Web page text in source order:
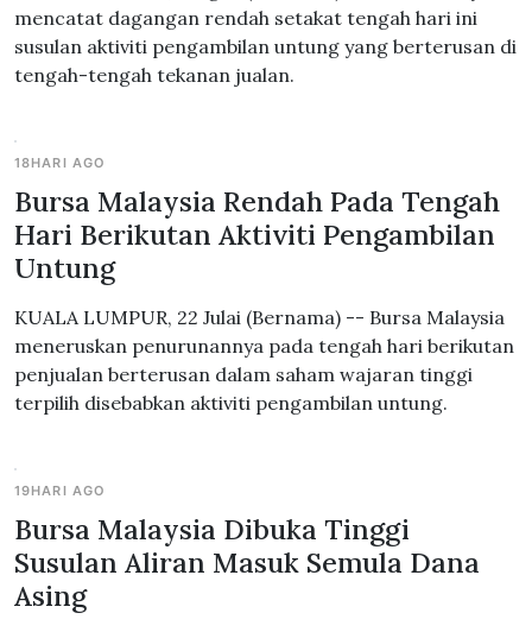
mencatat dagangan rendah setakat tengah hari ini
susulan aktiviti pengambilan untung yang berterusan di
tengah-tengah tekanan jualan.
18HARI AGO
Bursa Malaysia Rendah Pada Tengah
Hari Berikutan Aktiviti Pengambilan
Untung
KUALA LUMPUR, 22 Julai (Bernama) -- Bursa Malaysia
meneruskan penurunannya pada tengah hari berikutan
penjualan berterusan dalam saham wajaran tinggi
terpilih disebabkan aktiviti pengambilan untung.
19HARI AGO
Bursa Malaysia Dibuka Tinggi
Susulan Aliran Masuk Semula Dana
Asing